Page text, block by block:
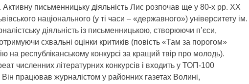
Активну письменницьку діяльність Лис розпочав ще у 80-х рр. ХХ
національного (у ті часи – «державного») університету ім.
діяльність із письменницькою, створюючи п’єси,
схвальні оцінки критиків (повість «Там за порогом»
на республіканському конкурсі за кращий твір про молодь).
численних літературних конкурсів і входить у ТОП-100
працював журналістом у районних газетах Волині,